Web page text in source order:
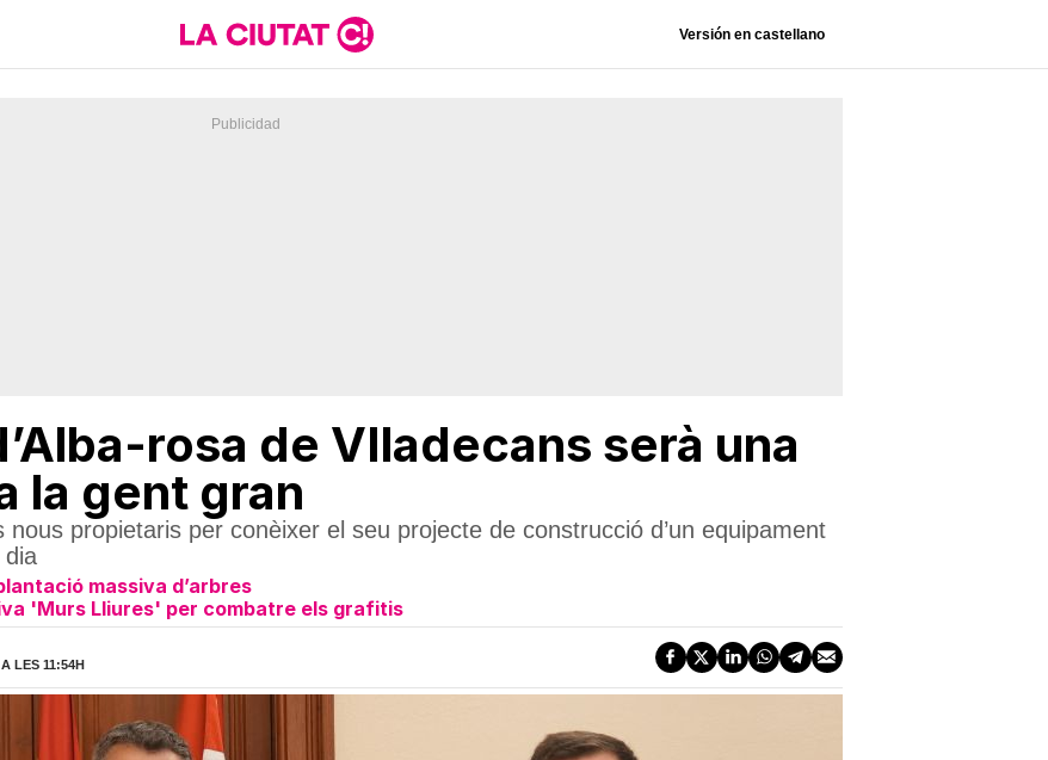
Versión en castellano
rosa de VIladecans serà una
la gent gran
nous propietaris per conèixer el seu projecte de construcció d’un equipament
dia
massiva d’arbres
'Murs Lliures' per combatre els grafitis
LES 11:54H